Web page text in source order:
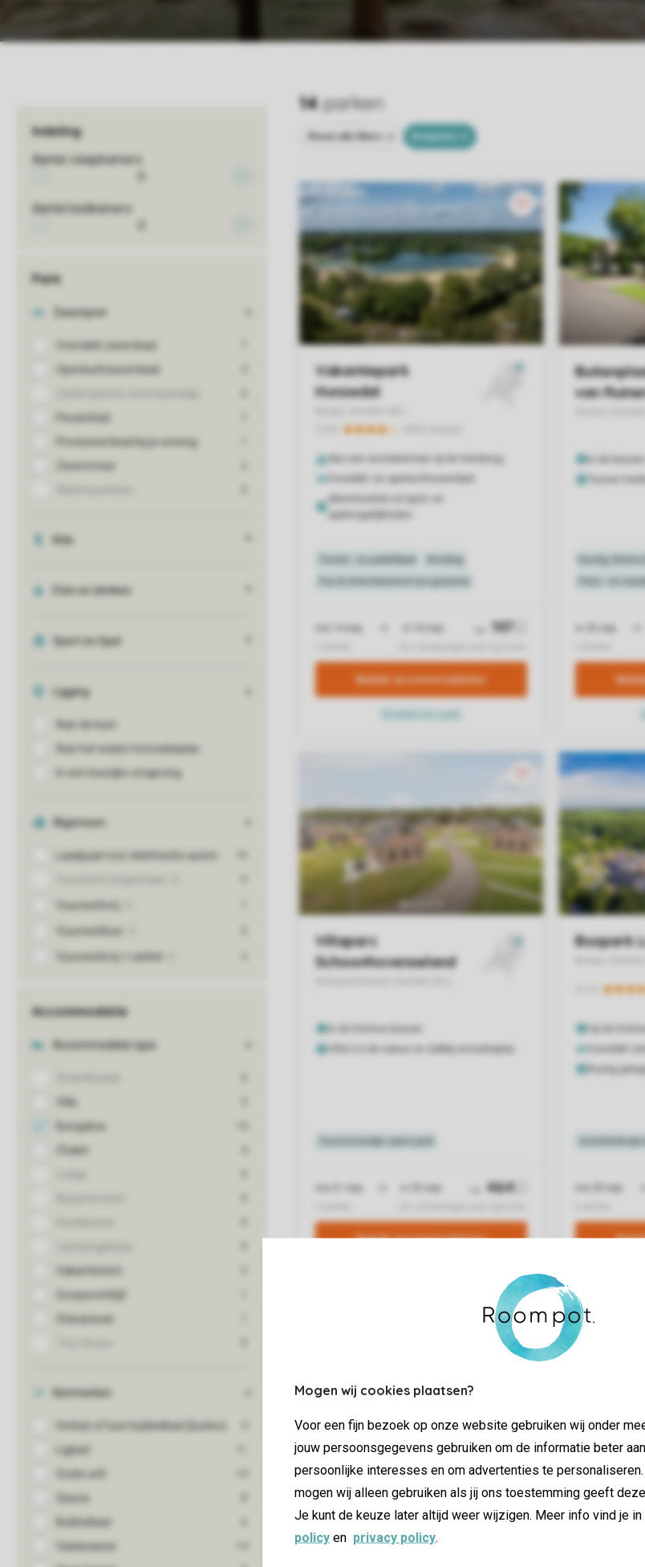
Mogen wij cookies plaatsen?
Voor een fijn bezoek op onze website gebruiken wij onder
jouw persoonsgegevens gebruiken om de informatie beter
persoonlijke interesses en om advertenties te
mogen wij alleen gebruiken als jij ons toestemming geeft
Je kunt de keuze later altijd weer wijzigen. Meer info vind je
policy en privacy policy.